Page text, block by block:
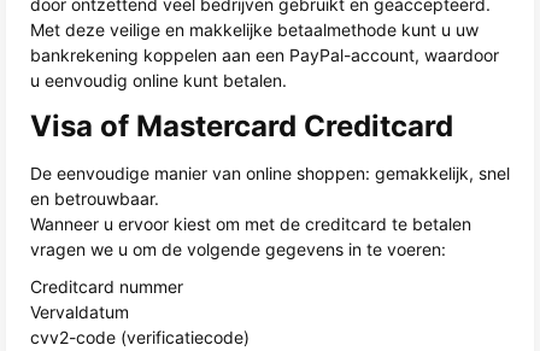
door ontzettend veel bedrijven gebruikt en geaccepteerd.
Met deze veilige en makkelijke betaalmethode kunt u uw
bankrekening koppelen aan een PayPal-account, waardoor
u eenvoudig online kunt betalen.
Visa of Mastercard Creditcard
De eenvoudige manier van online shoppen: gemakkelijk, snel
en betrouwbaar.
Wanneer u ervoor kiest om met de creditcard te betalen
vragen we u om de volgende gegevens in te voeren:
Creditcard nummer
Vervaldatum
cvv2-code (verificatiecode)